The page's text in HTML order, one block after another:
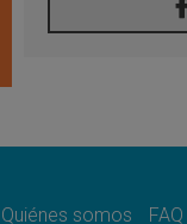
Quiénes somos FAQ